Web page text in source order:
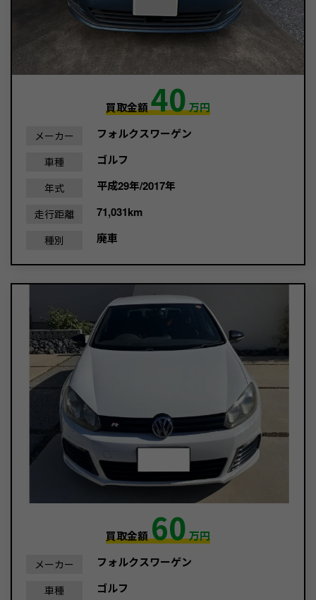
買取金額40万円
メーカー フォルクスワーゲン
車種 ゴルフ
年式 平成29年/2017年
走行距離 71,031km
種別 廃車
買取金額60万円
メーカー フォルクスワーゲン
車種 ゴルフ